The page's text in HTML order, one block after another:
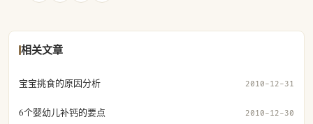
相关文章
宝宝挑食的原因分析 2010-12-31
6个婴幼儿补钙的要点 2010-12-30